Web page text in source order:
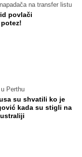
na transfer listu
povlači
Perthu
su shvatili ko je
kada su stigli na